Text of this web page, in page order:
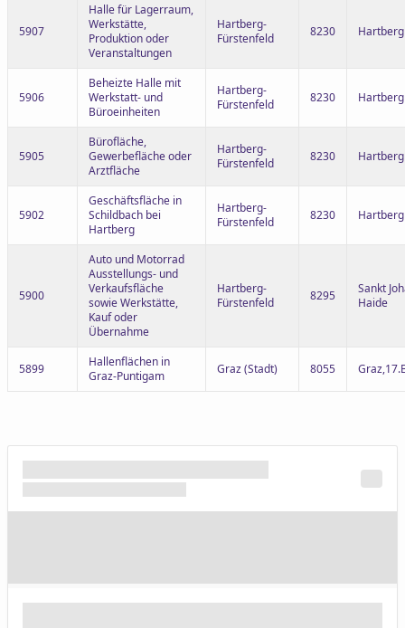
5907
Halle für Lagerraum,
Werkstätte,
Produktion oder
Veranstaltungen
Hartberg-
Fürstenfeld
8230 Hartberg
5906
Beheizte Halle mit
Werkstatt- und
Büroeinheiten
Hartberg-
Fürstenfeld
8230 Hartberg
5905
Bürofläche,
Gewerbefläche oder
Arztfläche
Hartberg-
Fürstenfeld
8230 Hartberg
5902
Geschäftsfläche in
Schildbach bei
Hartberg
Hartberg-
Fürstenfeld
8230
5900
Auto und Motorrad
Ausstellungs- und
Verkaufsfläche
sowie Werkstätte,
Kauf oder
Übernahme
Hartberg-
Fürstenfeld
8295
Sankt
Haide
5899
Hallenflächen in
Graz-Puntigam
Graz (Stadt) 8055